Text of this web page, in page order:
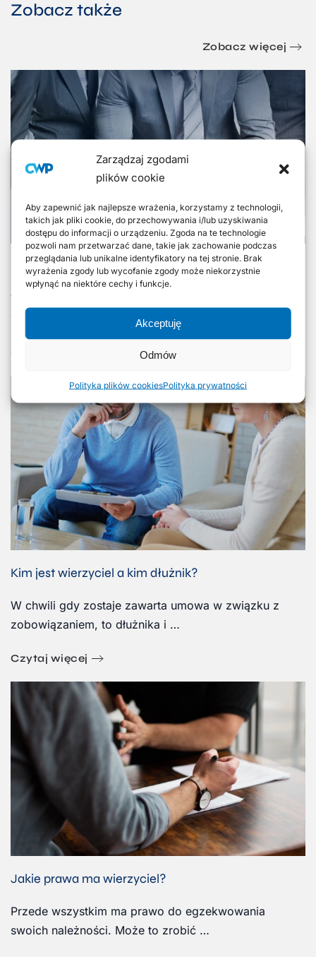
Zarządzaj zgodami
plików cookie
Aby zapewnić jak najlepsze wrażenia, korzystamy z technologii,
takich jak pliki cookie, do przechowywania i/lub uzyskiwania
dostępu do informacji o urządzeniu. Zgoda na te technologie
pozwoli nam przetwarzać dane, takie jak zachowanie podczas
przeglądania lub unikalne identyfikatory na tej stronie. Brak
wyrażenia zgody lub wycofanie zgody może niekorzystnie
wpłynąć na niektóre cechy i funkcje.
Akceptuję
Odmów
Polityka plików cookiesPolityka prywatności
Zobacz także
Zobacz więcej
Co to jest wezwanie do zapłaty?
Wezwanie do zapłaty jest oficjalnym pismem, jakie
wierzyciel kieruje do dłuż…
Kim jest wierzyciel a kim dłużnik?
W chwili gdy zostaje zawarta umowa w związku z
zobowiązaniem, to dłużnika i …
Czytaj więcej
Jakie prawa ma wierzyciel?
Przede wszystkim ma prawo do egzekwowania
swoich należności. Może to zrobić …